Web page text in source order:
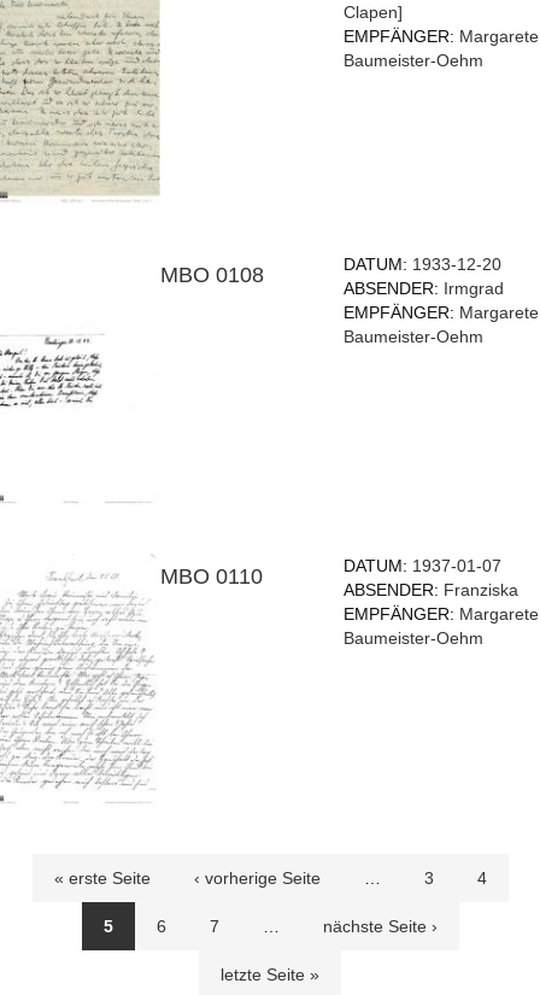
Clapen]
EMPFÄNGER: Margarete
Baumeister-Oehm
MBO 0108 DATUM: 1933-12-20
ABSENDER: Irmgrad
EMPFÄNGER: Margarete
Baumeister-Oehm
MBO 0110 DATUM: 1937-01-07
ABSENDER: Franziska
EMPFÄNGER: Margarete
Baumeister-Oehm
« erste Seite ‹ vorherige Seite … 3 4
5 6 7 … nächste Seite ›
letzte Seite »